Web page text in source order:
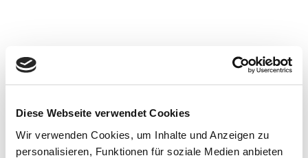
Diese Webseite verwendet Cookies
Wir verwenden Cookies, um Inhalte und Anzeigen zu
personalisieren, Funktionen für soziale Medien anbieten